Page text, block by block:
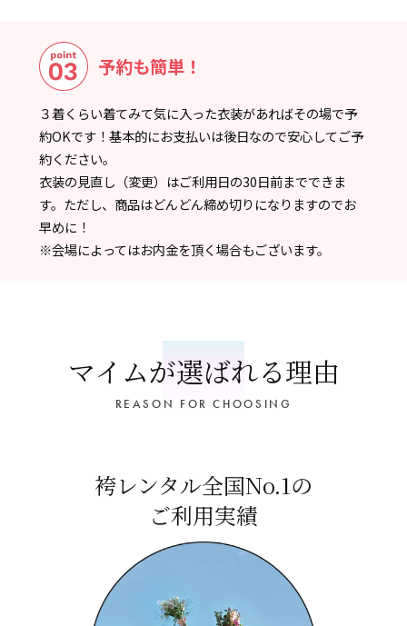
予約も簡単！
３着くらい着てみて気に入った衣装があればその場で予
約OKです！基本的にお支払いは後日なので安心してご予
約ください。
衣装の見直し（変更）はご利用日の30日前までできま
す。ただし、商品はどんどん締め切りになりますのでお
早めに！
※会場によってはお内金を頂く場合もございます。
マイムが選ばれる理由
REASON FOR CHOOSING
袴レンタル全国No.1の
ご利用実績